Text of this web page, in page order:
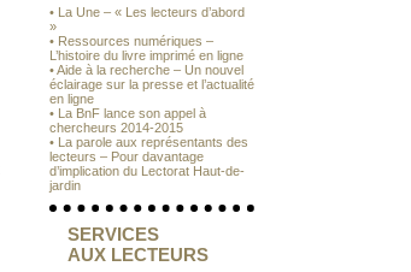
• La Une – « Les lecteurs d’abord
»
• Ressources numériques –
L’histoire du livre imprimé en ligne
• Aide à la recherche – Un nouvel
éclairage sur la presse et l’actualité
en ligne
• La BnF lance son appel à
chercheurs 2014-2015
• La parole aux représentants des
lecteurs – Pour davantage
d’implication du Lectorat Haut-de-
jardin
SERVICES
AUX LECTEURS